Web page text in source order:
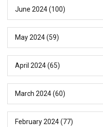
June 2024(100)
May 2024(59)
April 2024(65)
March 2024(60)
February 2024(77)